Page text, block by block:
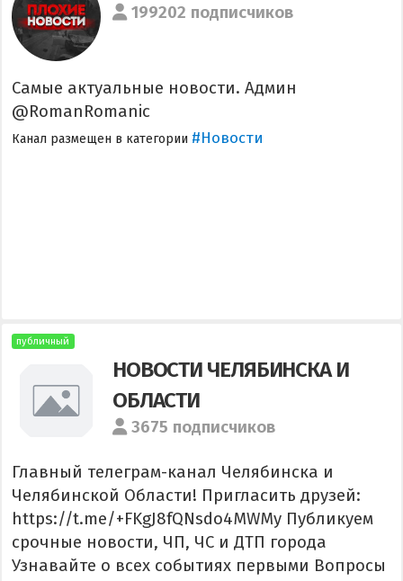
199202 подписчиков
Самые актуальные новости. Админ
@RomanRomanic
Канал размещен в категории #Новости
публичный
НОВОСТИ ЧЕЛЯБИНСКА И
ОБЛАСТИ
3675 подписчиков
Главный телеграм-канал Челябинска и
Челябинской Области! Пригласить друзей:
https://t.me/+FKgJ8fQNsdo4MWMy Публикуем
срочные новости, ЧП, ЧС и ДТП города
Узнавайте о всех событиях первыми Вопросы